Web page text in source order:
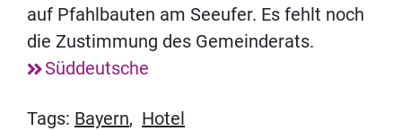
auf Pfahlbauten am Seeufer. Es fehlt noch
die Zustimmung des Gemeinderats.
Süddeutsche
Tags: Bayern, Hotel